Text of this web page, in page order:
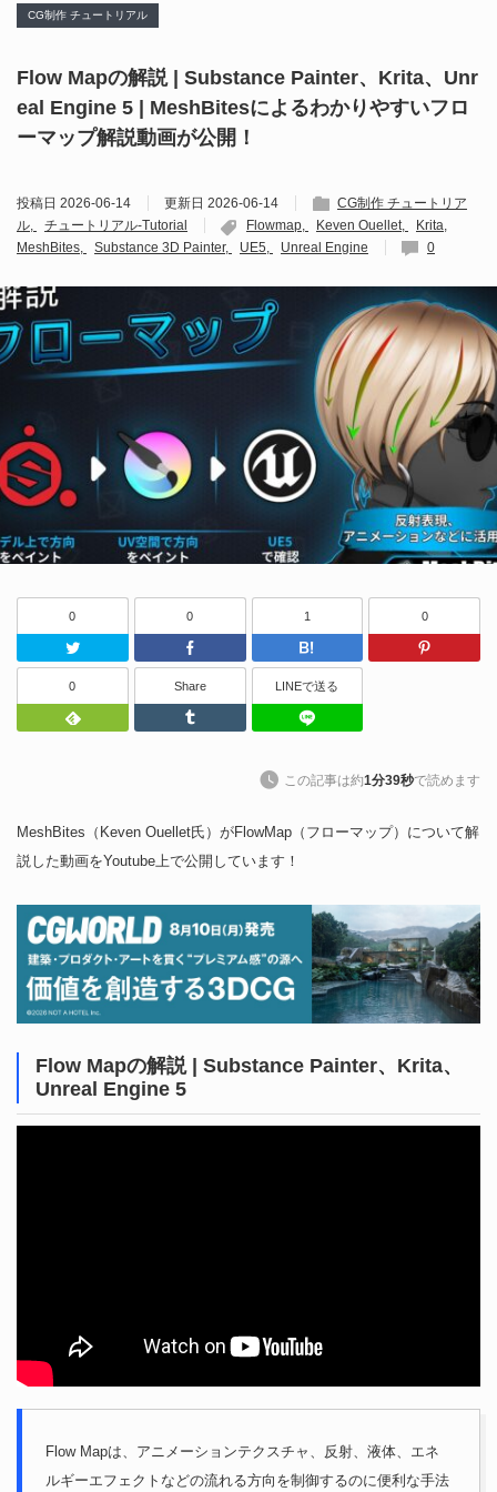
CG制作 チュートリアル
Flow Mapの解説 | Substance Painter、Krita、Unr
eal Engine 5 | MeshBitesによるわかりやすいフロ
ーマップ解説動画が公開！
投稿日 2026-06-14 更新日 2026-06-14
CG制作 チュートリア
ル
チュートリアル-Tutorial Flowmap Keven Ouellet
Krita
MeshBites
Substance 3D Painter UE5 Unreal Engine 0
0
Twitter
0
Facebook
1
はてなブッ
0
0
Feedly
Share
Tumblr
LINEで送る
この記事は約1分39秒で読めます
MeshBites（Keven Ouellet氏）がFlowMap（フローマップ）について解
説した動画をYoutube上で公開しています！
Flow Mapの解説 | Substance Painter、Krita、
Unreal Engine 5
Flow Mapは、アニメーションテクスチャ、反射、液体、エネ
ルギーエフェクトなどの流れる方向を制御するのに便利な手法